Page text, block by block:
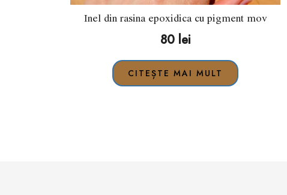
Inel din rasina epoxidica cu pigment mov
80 lei
CITEȘTE MAI MULT